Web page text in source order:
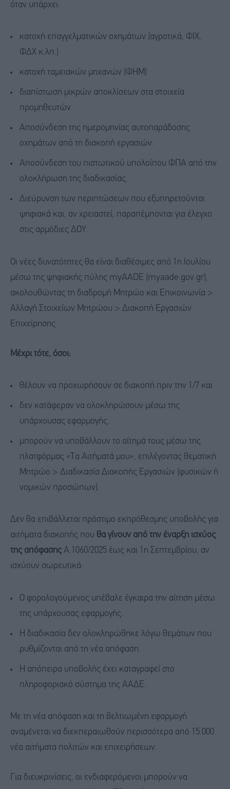
όταν υπάρχει:
κατοχή επαγγελματικών οχημάτων (αγροτικά, ΦΙΧ,
ΦΔΧ κ.λπ.)
κατοχή ταμειακών μηχανών (ΦΗΜ)
διαπίστωση μικρών αποκλίσεων στα στοιχεία
προμηθευτών
Αποσύνδεση της ημερομηνίας αυτοπαράδοσης
οχημάτων από τη διακοπή εργασιών.
Αποσύνδεση του πιστωτικού υπολοίπου ΦΠΑ από την
ολοκλήρωση της διαδικασίας.
Διεύρυνση των περιπτώσεων που εξυπηρετούνται
ψηφιακά και, αν χρειαστεί, παραπέμπονται για έλεγχο
στις αρμόδιες ΔΟΥ.
Οι νέες δυνατότητες θα είναι διαθέσιμες από 1η Ιουλίου
μέσω της ψηφιακής πύλης myAADE (myaade.gov.gr),
ακολουθώντας τη διαδρομή Μητρώο και Επικοινωνία >
Αλλαγή Στοιχείων Μητρώου > Διακοπή Εργασιών
Επιχείρησης.
Μέχρι τότε, όσοι:
θέλουν να προχωρήσουν σε διακοπή πριν την 1/7 και
δεν κατάφεραν να ολοκληρώσουν μέσω της
υπάρχουσας εφαρμογής,
μπορούν να υποβάλλουν το αίτημά τους μέσω της
πλατφόρμας «Τα Αιτήματά μου», επιλέγοντας θεματική
Μητρώο > Διαδικασία Διακοπής Εργασιών (φυσικών ή
νομικών προσώπων).
Δεν θα επιβάλλεται πρόστιμο εκπρόθεσμης υποβολής για
αιτήματα διακοπής που θα γίνουν από την έναρξη ισχύος
της απόφασης Α.1060/2025 έως και 1η Σεπτεμβρίου, αν
ισχύουν σωρευτικά:
Ο φορολογούμενος υπέβαλε έγκαιρα την αίτηση μέσω
της υπάρχουσας εφαρμογής.
Η διαδικασία δεν ολοκληρώθηκε λόγω θεμάτων που
ρυθμίζονται από τη νέα απόφαση.
Η απόπειρα υποβολής έχει καταγραφεί στο
πληροφοριακό σύστημα της ΑΑΔΕ.
Με τη νέα απόφαση και τη βελτιωμένη εφαρμογή
αναμένεται να διεκπεραιωθούν περισσότερα από 15.000
νέα αιτήματα πολιτών και επιχειρήσεων.
Για διευκρινίσεις, οι ενδιαφερόμενοι μπορούν να